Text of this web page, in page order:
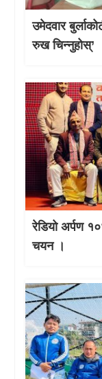
उमेदवार
रुख चिन्नुहोस्’
रेडियो अर्पण
चयन ।